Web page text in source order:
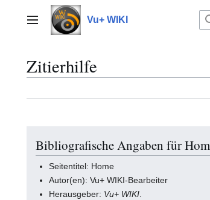
springenHauptmenü Vu+ WIKI
Zitierhilfe
Bibliografische Angaben für
Seitentitel: Home
Autor(en): Vu+ WIKI-Bearbeiter
Herausgeber: Vu+ WIKI.